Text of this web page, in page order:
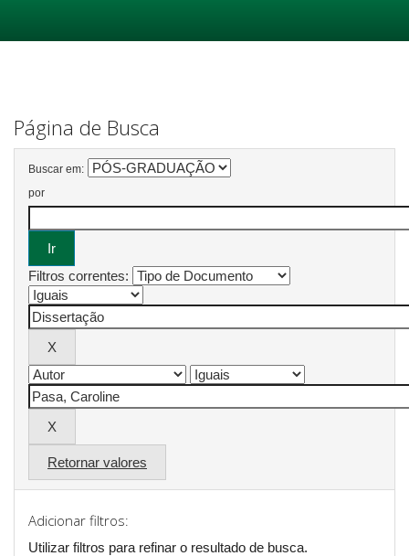
Página de Busca
Buscar em:
por
Filtros correntes:
Retornar valores
Adicionar filtros:
Utilizar filtros para refinar o resultado de busca.